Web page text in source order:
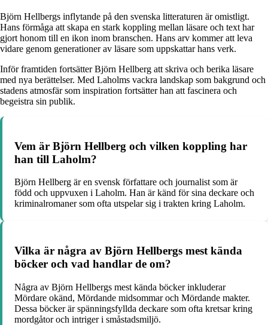
Björn Hellbergs inflytande på den svenska litteraturen är omistligt.
Hans förmåga att skapa en stark koppling mellan läsare och text har
gjort honom till en ikon inom branschen. Hans arv kommer att leva
vidare genom generationer av läsare som uppskattar hans verk.
Inför framtiden fortsätter Björn Hellberg att skriva och berika läsare
med nya berättelser. Med Laholms vackra landskap som bakgrund och
stadens atmosfär som inspiration fortsätter han att fascinera och
begeistra sin publik.
Vem är Björn Hellberg och vilken koppling har
han till Laholm?
Björn Hellberg är en svensk författare och journalist som är
född och uppvuxen i Laholm. Han är känd för sina deckare och
kriminalromaner som ofta utspelar sig i trakten kring Laholm.
Vilka är några av Björn Hellbergs mest kända
böcker och vad handlar de om?
Några av Björn Hellbergs mest kända böcker inkluderar
Mördare okänd, Mördande midsommar och Mördande makter.
Dessa böcker är spänningsfyllda deckare som ofta kretsar kring
mordgåtor och intriger i småstadsmiljö.